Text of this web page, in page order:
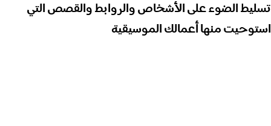
تسليط الضوء على الأشخاص والروابط والقصص التي
استوحيت منها أعمالك الموسيقية